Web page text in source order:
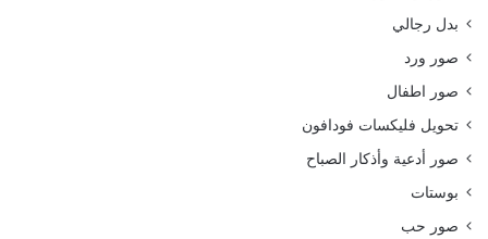
بدل رجالي
صور ورد
صور اطفال
تحويل فليكسات فودافون
صور أدعية وأذكار الصباح
بوستات
صور حب